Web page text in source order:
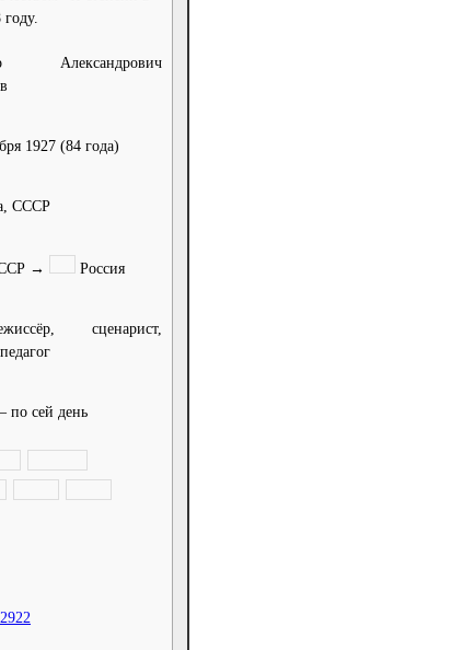
году.
Александрович
1927 (84 года)
СССР
→ Россия
сценарист,
по сей день